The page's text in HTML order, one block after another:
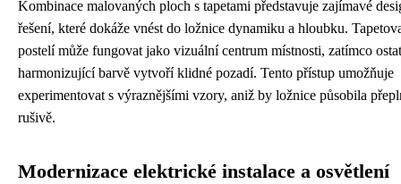
Kombinace malovaných ploch s tapetami představuje zajímavé
řešení, které dokáže vnést do ložnice dynamiku a hloubku.
postelí může fungovat jako vizuální centrum místnosti, zatímco
harmonizující barvě vytvoří klidné pozadí. Tento přístup umožňuje
experimentovat s výraznějšími vzory, aniž by ložnice působila
rušivě.
Modernizace elektrické instalace a osvětlení